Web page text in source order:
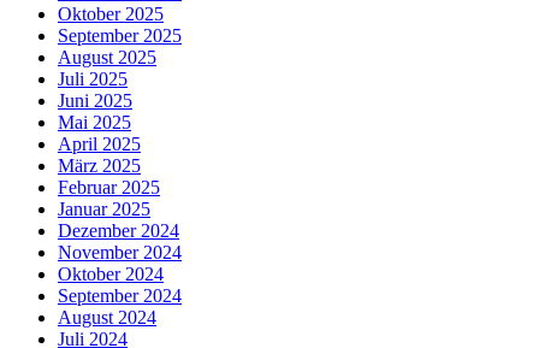
Oktober 2025
September 2025
August 2025
Juli 2025
Juni 2025
Mai 2025
April 2025
März 2025
Februar 2025
Januar 2025
Dezember 2024
November 2024
Oktober 2024
September 2024
August 2024
Juli 2024